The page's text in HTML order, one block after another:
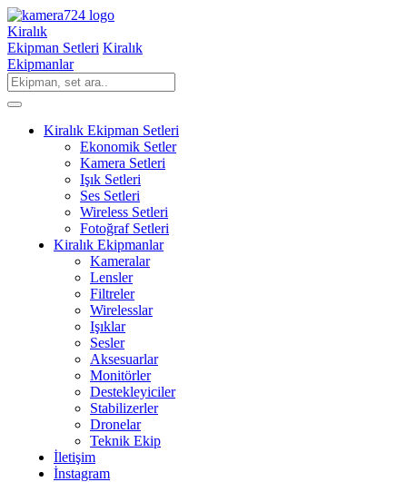
Kiralık
Ekipman Setleri Kiralık
Ekipmanlar
Kiralık Ekipman Setleri
Ekonomik Setler
Kamera Setleri
Işık Setleri
Ses Setleri
Wireless Setleri
Fotoğraf Setleri
Kiralık Ekipmanlar
Kameralar
Lensler
Filtreler
Wirelesslar
Işıklar
Sesler
Aksesuarlar
Monitörler
Destekleyiciler
Stabilizerler
Dronelar
Teknik Ekip
İletişim
İnstagram